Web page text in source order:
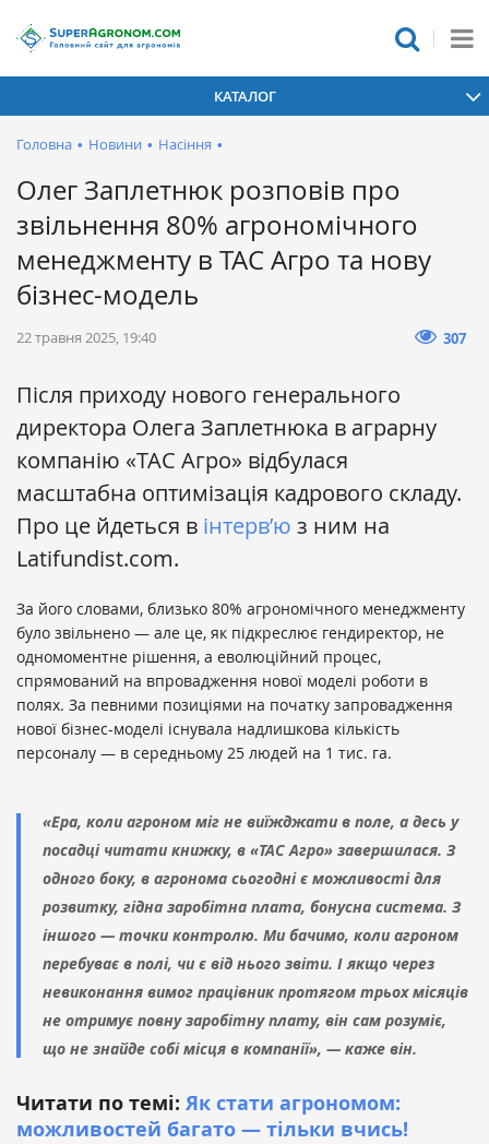
КАТАЛОГ
Головна • Новини • Насіння •
Олег Заплетнюк розповів про
звільнення 80% агрономічного
менеджменту в ТАС Агро та нову
бізнес-модель
22 травня 2025, 19:40 307
Після приходу нового генерального
директора Олега Заплетнюка в аграрну
компанію «ТАС Агро» відбулася
масштабна оптимізація кадрового складу.
Про це йдеться в інтерв’ю з ним на
Latifundist.com.
За його словами, близько 80% агрономічного менеджменту
було звільнено — але це, як підкреслює гендиректор, не
одномоментне рішення, а еволюційний процес,
спрямований на впровадження нової моделі роботи в
полях. За певними позиціями на початку запровадження
нової бізнес-моделі існувала надлишкова кількість
персоналу — в середньому 25 людей на 1 тис. га.
«Ера, коли агроном міг не виїжджати в поле, а десь у
посадці читати книжку, в «ТАС Агро» завершилася. З
одного боку, в агронома сьогодні є можливості для
розвитку, гідна заробітна плата, бонусна система. З
іншого — точки контролю. Ми бачимо, коли агроном
перебуває в полі, чи є від нього звіти. І якщо через
невиконання вимог працівник протягом трьох місяців
не отримує повну заробітну плату, він сам розуміє,
що не знайде собі місця в компанії», — каже він.
Читати по темі: Як стати агрономом:
можливостей багато — тільки вчись!